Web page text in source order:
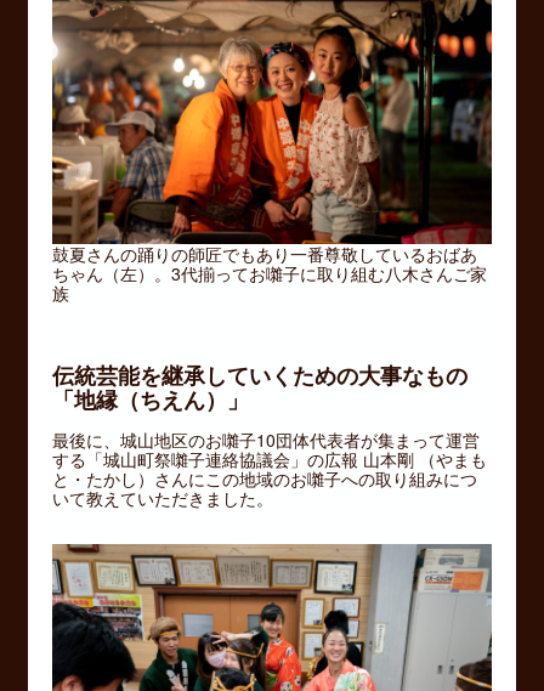
鼓夏さんの踊りの師匠でもあり一番尊敬しているおばあ
ちゃん（左）。3代揃ってお囃子に取り組む八木さんご家
族
伝統芸能を継承していくための大事なもの
「地縁（ちえん）」
最後に、城山地区のお囃子10団体代表者が集まって運営
する「城山町祭囃子連絡協議会」の広報 山本剛 （やまも
と・たかし）さんにこの地域のお囃子への取り組みにつ
いて教えていただきました。